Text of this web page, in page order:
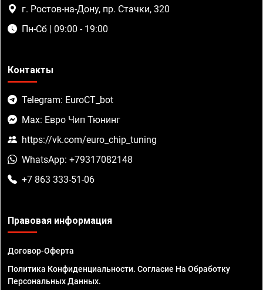
г. Ростов-на-Дону, пр. Стачки, 320
Пн-Сб | 09:00 - 19:00
Контакты
Telegram: EuroCT_bot
Max: Евро Чип Тюнинг
https://vk.com/euro_chip_tuning
WhatsApp: +79317082148
+7 863 333-51-06
Правовая информация
Договор-Оферта
Политика Конфиденциальности. Согласие На Обработку
Персональных Данных.